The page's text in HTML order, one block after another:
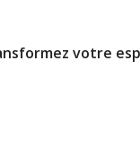
votre